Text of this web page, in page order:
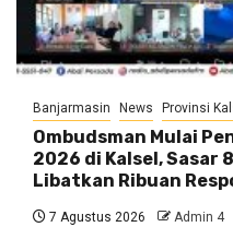
Banjarmasin News Provinsi
Ombudsman Mulai
2026 di Kalsel, Sasar
Libatkan Ribuan
7 Agustus 2026 Admin 4